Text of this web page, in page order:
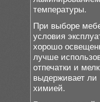
температуры.
При выборе
условия
хорошо
лучше
отпечатки и
выдерживает ли
химией.